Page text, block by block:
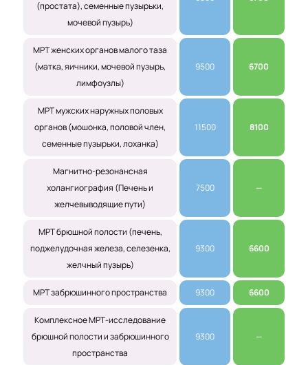
(простата), семенные пузырьки,
мочевой пузырь)
МРТ женских органов малого таза
(матка, яичники, мочевой пузырь,
лимфоузлы)
9500 6700
МРТ мужских наружных половых
органов (мошонка, половой член,
семенные пузырьки, лоханка)
11500 8100
Магнитно-резонансная
холангиография (Печень и
желчевыводящие пути)
7500 —
МРТ брюшной полости (печень,
поджелудочная железа, селезенка,
желчный пузырь)
9300 6600
МРТ забрюшинного пространства 9300 6600
Комплексное МРТ-исследование
брюшной полости и забрюшинного
пространства
9300 —